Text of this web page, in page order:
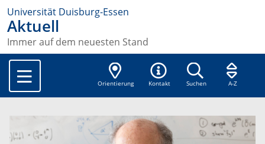
Universität Duisburg-Essen
Aktuell
Immer auf dem neuesten Stand
Orientierung Kontakt Suchen A-Z